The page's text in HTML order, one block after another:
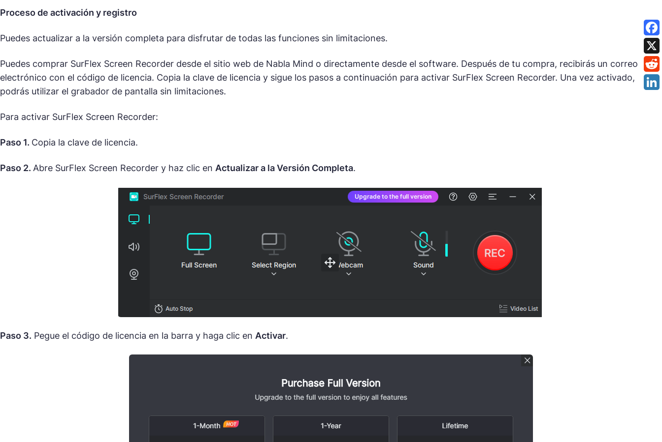
Proceso de activación y registro
Puedes actualizar a la versión completa para disfrutar de todas las funciones sin limitaciones.
Puedes comprar SurFlex Screen Recorder desde el sitio web de Nabla Mind o directamente desde el software. Después de tu compra, recibirás un correo
electrónico con el código de licencia. Copia la clave de licencia y sigue los pasos a continuación para activar SurFlex Screen Recorder. Una vez activado,
podrás utilizar el grabador de pantalla sin limitaciones.
Para activar SurFlex Screen Recorder:
Paso 1. Copia la clave de licencia.
Paso 2. Abre SurFlex Screen Recorder y haz clic en Actualizar a la Versión Completa.
Paso 3. Pegue el código de licencia en la barra y haga clic en Activar.